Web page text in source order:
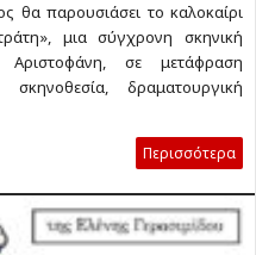
θα παρουσιάσει το καλοκαίρι
μια σύγχρονη σκηνική
σε μετάφραση
δραματουργική
Περισσότερα